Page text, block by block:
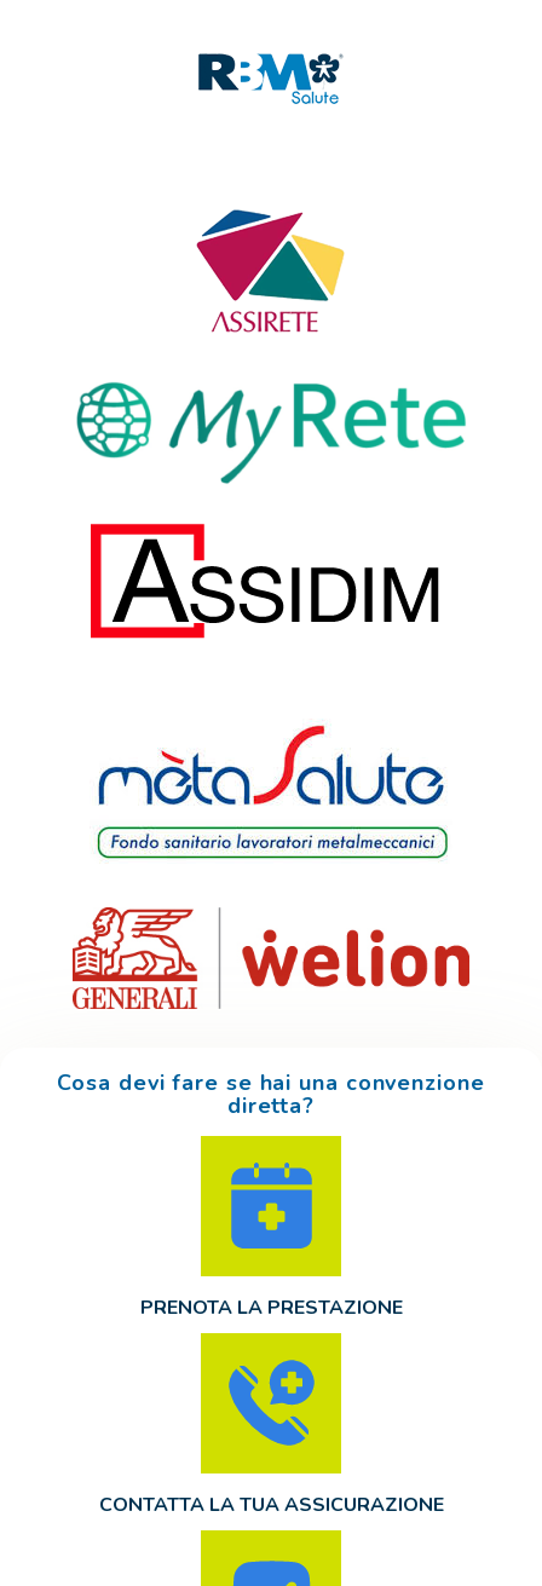
Cosa devi fare se hai una convenzione
diretta?
PRENOTA LA PRESTAZIONE
CONTATTA LA TUA ASSICURAZIONE